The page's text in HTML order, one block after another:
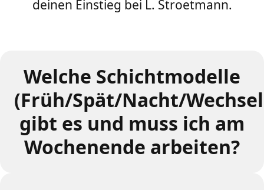
deinen Einstieg bei L. Stroetmann.
Welche Schichtmodelle
(Früh/Spät/Nacht/
gibt es und muss ich am
Wochenende arbeiten?